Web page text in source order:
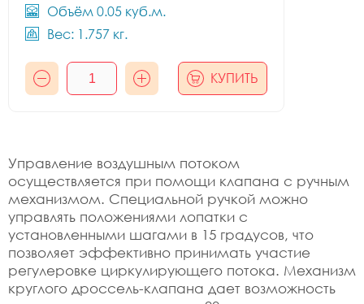
Объём 0.05 куб.м.
Вес: 1.757 кг.
КУПИТЬ
Управление воздушным потоком
осуществляется при помощи клапана с ручным
механизмом. Специальной ручкой можно
управлять положениями лопатки с
установленными шагами в 15 градусов, что
позволяет эффективно принимать участие
регулеровке циркулирующего потока. Механизм
круглого дроссель-клапана дает возможность